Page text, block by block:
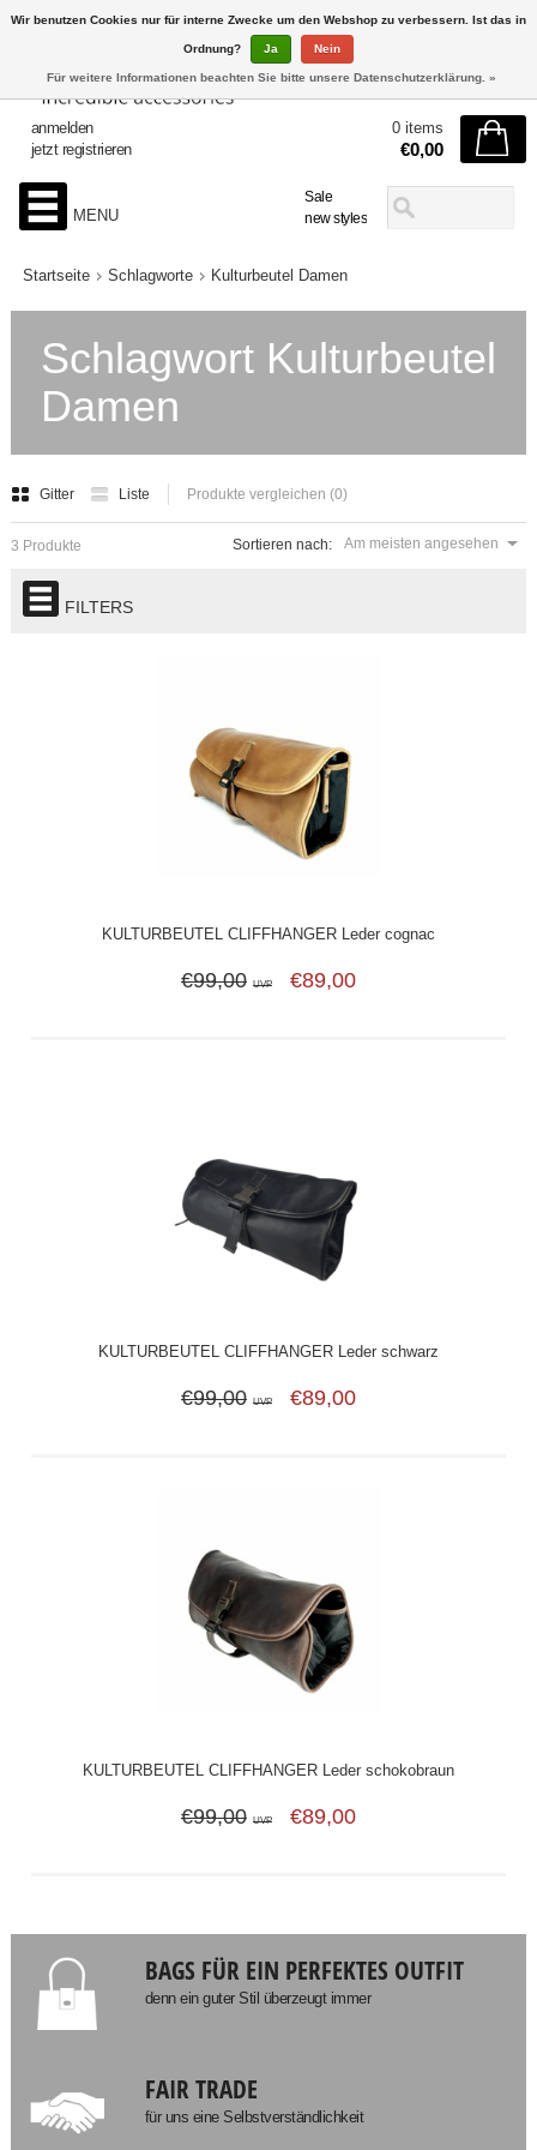
Sale
new styles
anmelden
jetzt registrieren
0 items
€0,00
MENU
Startseite Schlagworte Kulturbeutel Damen
Schlagwort Kulturbeutel
Damen
Gitter Liste Produkte vergleichen (0)
Sortieren nach: Am meisten angesehen
3 Produkte
FILTERS
KULTURBEUTEL CLIFFHANGER Leder cognac
€99,00 UVP €89,00
KULTURBEUTEL CLIFFHANGER Leder schwarz
€99,00 UVP €89,00
KULTURBEUTEL CLIFFHANGER Leder schokobraun
€99,00 UVP €89,00
BAGS FÜR EIN PERFEKTES OUTFIT
denn ein guter Stil überzeugt immer
FAIR TRADE
für uns eine Selbstverständlichkeit
Wir benutzen Cookies nur für interne Zwecke um den Webshop zu verbessern. Ist das in
Ordnung? Ja Nein
Für weitere Informationen beachten Sie bitte unsere Datenschutzerklärung. »